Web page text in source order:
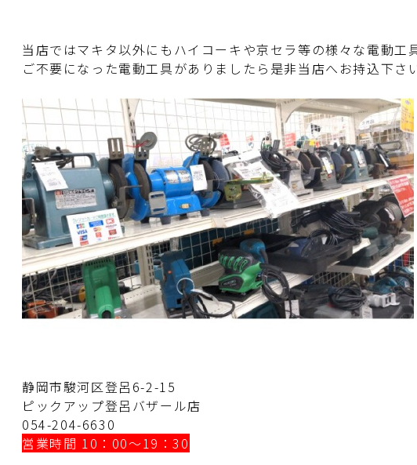
当店ではマキタ以外にもハイコーキや京セラ等の様々な電動工
ご不要になった電動工具がありましたら是非当店へお持込下さい
静岡市駿河区登呂6-2-15
ピックアップ登呂バザール店
054-204-6630
営業時間 10：00～19：30